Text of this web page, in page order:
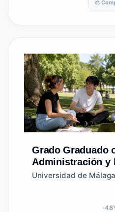
⚖️
Grado Graduado
Administración y
Empresas
Universidad de Málaga
48